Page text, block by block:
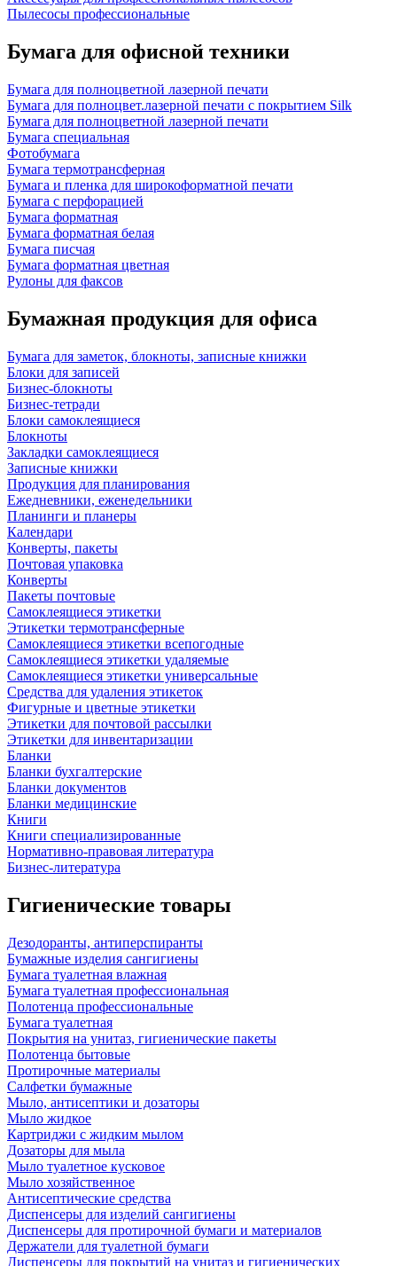
Пылесосы профессиональные
Бумага для офисной техники
Бумага для полноцветной лазерной печати
Бумага для полноцвет.лазерной печати с покрытием Silk
Бумага для полноцветной лазерной печати
Бумага специальная
Фотобумага
Бумага термотрансферная
Бумага и пленка для широкоформатной печати
Бумага с перфорацией
Бумага форматная
Бумага форматная белая
Бумага писчая
Бумага форматная цветная
Рулоны для факсов
Бумажная продукция для офиса
Бумага для заметок, блокноты, записные книжки
Блоки для записей
Бизнес-блокноты
Бизнес-тетради
Блоки самоклеящиеся
Блокноты
Закладки самоклеящиеся
Записные книжки
Продукция для планирования
Ежедневники, еженедельники
Планинги и планеры
Календари
Конверты, пакеты
Почтовая упаковка
Конверты
Пакеты почтовые
Самоклеящиеся этикетки
Этикетки термотрансферные
Самоклеящиеся этикетки всепогодные
Самоклеящиеся этикетки удаляемые
Самоклеящиеся этикетки универсальные
Средства для удаления этикеток
Фигурные и цветные этикетки
Этикетки для почтовой рассылки
Этикетки для инвентаризации
Бланки
Бланки бухгалтерские
Бланки документов
Бланки медицинские
Книги
Книги специализированные
Нормативно-правовая литература
Бизнес-литература
Гигиенические товары
Дезодоранты, антиперспиранты
Бумажные изделия сангигиены
Бумага туалетная влажная
Бумага туалетная профессиональная
Полотенца профессиональные
Бумага туалетная
Покрытия на унитаз, гигиенические пакеты
Полотенца бытовые
Протирочные материалы
Салфетки бумажные
Мыло, антисептики и дозаторы
Мыло жидкое
Картриджи с жидким мылом
Дозаторы для мыла
Мыло туалетное кусковое
Мыло хозяйственное
Антисептические средства
Диспенсеры для изделий сангигиены
Диспенсеры для протирочной бумаги и материалов
Держатели для туалетной бумаги
Диспенсеры для покрытий на унитаз и гигиенических